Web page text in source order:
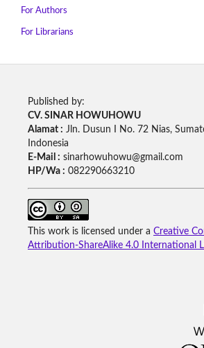
For Authors
For Librarians
Published by:
CV. SINAR HOWUHOWU
Alamat : Jln. Dusun I No. 72 Nias,
Indonesia
E-Mail : sinarhowuhowu@gmail.com
HP/Wa : 082290663210
This work is licensed under a Creative
Attribution-ShareAlike 4.0 International